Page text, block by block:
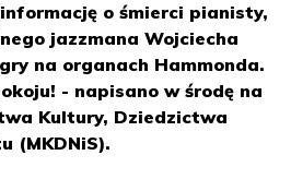
o śmierci pianisty,
jazzmana Wojciecha
na organach Hammonda.
- napisano w środę na
Kultury, Dziedzictwa
(MKDNiS).